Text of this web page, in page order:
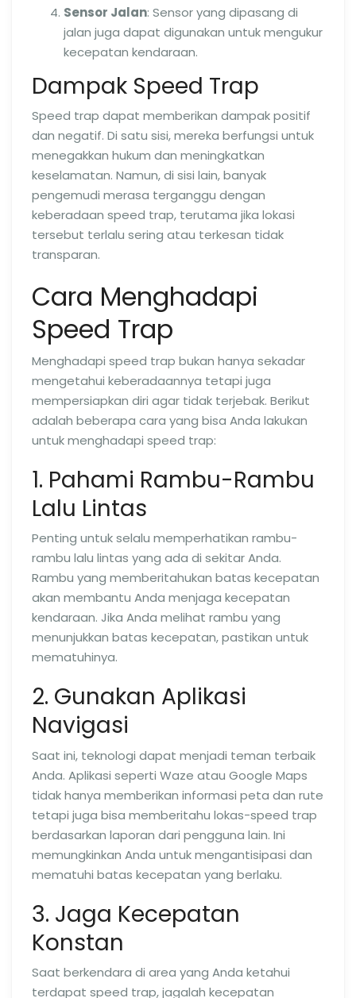
Sensor Jalan: Sensor yang dipasang di
jalan juga dapat digunakan untuk mengukur
kecepatan kendaraan.
Dampak Speed Trap
Speed trap dapat memberikan dampak positif
dan negatif. Di satu sisi, mereka berfungsi untuk
menegakkan hukum dan meningkatkan
keselamatan. Namun, di sisi lain, banyak
pengemudi merasa terganggu dengan
keberadaan speed trap, terutama jika lokasi
tersebut terlalu sering atau terkesan tidak
transparan.
Cara Menghadapi
Speed Trap
Menghadapi speed trap bukan hanya sekadar
mengetahui keberadaannya tetapi juga
mempersiapkan diri agar tidak terjebak. Berikut
adalah beberapa cara yang bisa Anda lakukan
untuk menghadapi speed trap:
1. Pahami Rambu-Rambu
Lalu Lintas
Penting untuk selalu memperhatikan rambu-
rambu lalu lintas yang ada di sekitar Anda.
Rambu yang memberitahukan batas kecepatan
akan membantu Anda menjaga kecepatan
kendaraan. Jika Anda melihat rambu yang
menunjukkan batas kecepatan, pastikan untuk
mematuhinya.
2. Gunakan Aplikasi
Navigasi
Saat ini, teknologi dapat menjadi teman terbaik
Anda. Aplikasi seperti Waze atau Google Maps
tidak hanya memberikan informasi peta dan rute
tetapi juga bisa memberitahu lokas-speed trap
berdasarkan laporan dari pengguna lain. Ini
memungkinkan Anda untuk mengantisipasi dan
mematuhi batas kecepatan yang berlaku.
3. Jaga Kecepatan
Konstan
Saat berkendara di area yang Anda ketahui
terdapat speed trap, jagalah kecepatan